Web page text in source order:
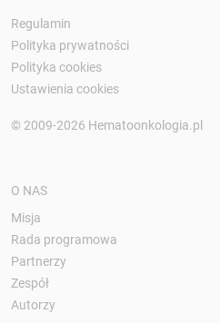
Regulamin
Polityka prywatności
Polityka cookies
Ustawienia cookies
© 2009-2026 Hematoonkologia.pl
O NAS
Misja
Rada programowa
Partnerzy
Zespół
Autorzy